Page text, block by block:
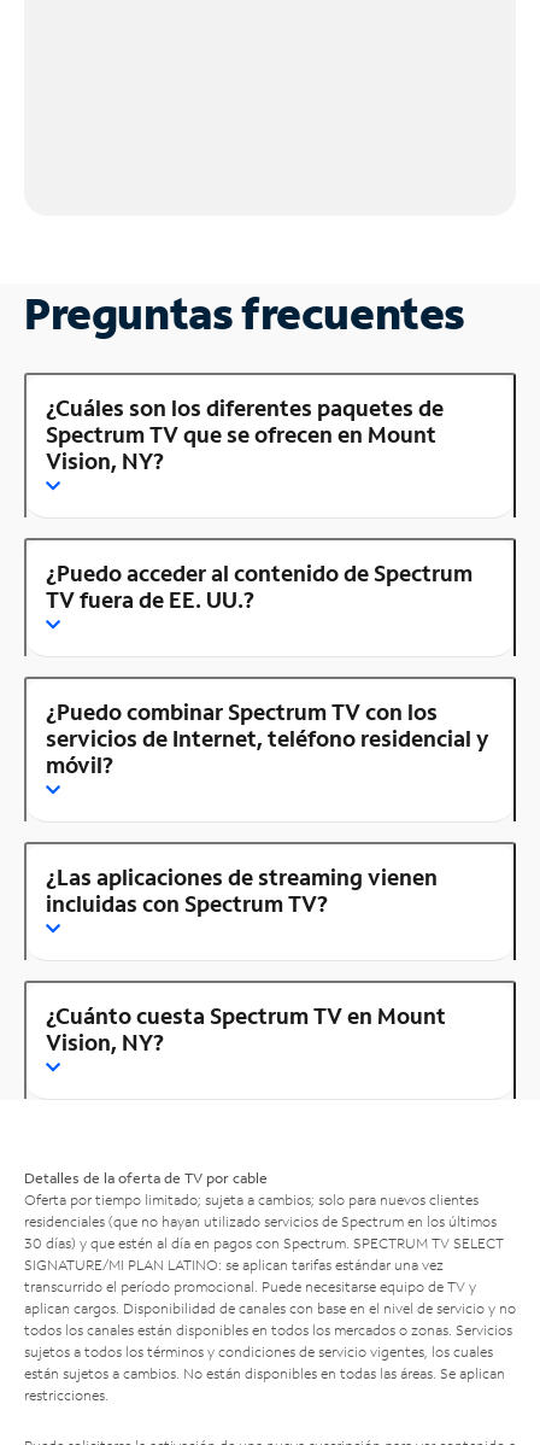
Preguntas frecuentes
¿Cuáles son los diferentes paquetes de
Spectrum TV que se ofrecen en Mount
Vision, NY?
¿Puedo acceder al contenido de Spectrum
TV fuera de EE. UU.?
¿Puedo combinar Spectrum TV con los
servicios de Internet, teléfono residencial y
móvil?
¿Las aplicaciones de streaming vienen
incluidas con Spectrum TV?
¿Cuánto cuesta Spectrum TV en Mount
Vision, NY?
Detalles de la oferta de TV por cable
Oferta por tiempo limitado; sujeta a cambios; solo para nuevos clientes
residenciales (que no hayan utilizado servicios de Spectrum en los últimos
30 días) y que estén al día en pagos con Spectrum. SPECTRUM TV SELECT
SIGNATURE/MI PLAN LATINO: se aplican tarifas estándar una vez
transcurrido el período promocional. Puede necesitarse equipo de TV y
aplican cargos. Disponibilidad de canales con base en el nivel de servicio y no
todos los canales están disponibles en todos los mercados o zonas. Servicios
sujetos a todos los términos y condiciones de servicio vigentes, los cuales
están sujetos a cambios. No están disponibles en todas las áreas. Se aplican
restricciones.